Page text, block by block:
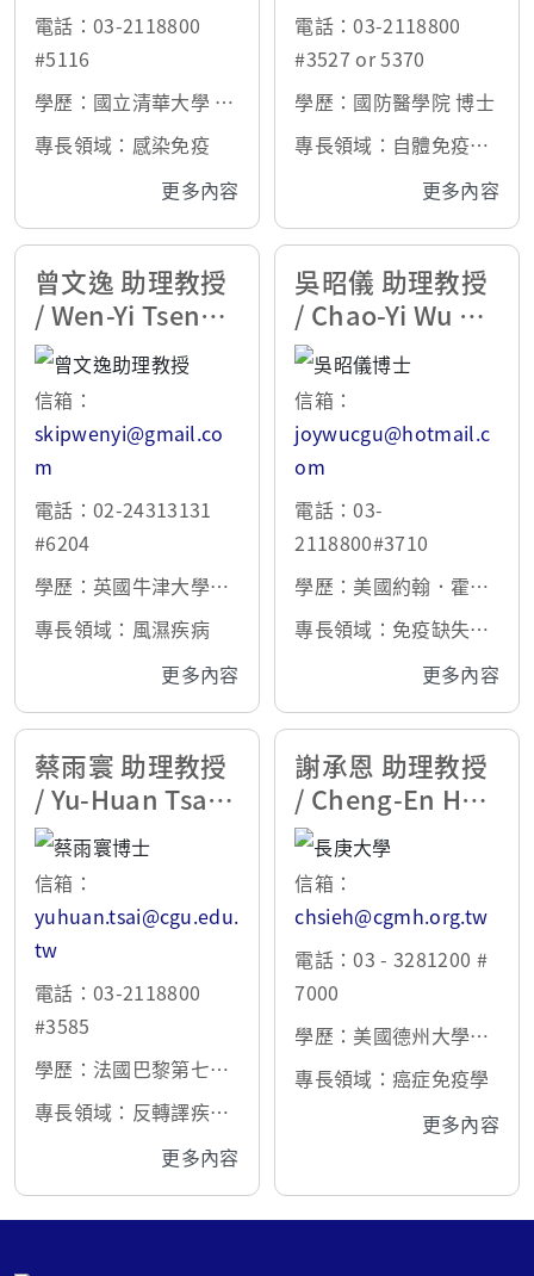
電話：03-2118800
#5116
學歷：國立清華大學 博
士
專長領域：感染免疫
更多內容
電話：03-2118800
#3527 or 5370
學歷：國防醫學院 博士
專長領域：自體免疫、
免疫體學、小鼠疾病模
更多內容
曾文逸 助理教授
/ Wen-Yi Tseng
Ph.D.
信箱：
skipwenyi@gmail.co
m
電話：02-24313131
#6204
學歷：英國牛津大學細
胞分子生物學博士
專長領域：風濕疾病
更多內容
吳昭儀 助理教授
/ Chao-Yi Wu P
h.D.
信箱：
joywucgu@hotmail.c
om
電話：03-
2118800#3710
學歷：美國約翰．霍普
金斯大學病理生物學博
專長領域：免疫缺失、
更多內容
蔡雨寰 助理教授
/ Yu-Huan Tsai P
h.D.
信箱：
yuhuan.tsai@cgu.edu.
tw
電話：03-2118800
#3585
學歷：法國巴黎第七大
學真核與原核微生物學
專長領域：反轉譯疾病
免疫、屏障組織免疫
更多內容
謝承恩 助理教授
/ Cheng-En Hsie
h Ph.D.
信箱：
chsieh@cgmh.org.tw
電話：03 - 3281200 #
7000
學歷：美國德州大學安
德森癌症中心癌症生物
專長領域：癌症免疫學
更多內容